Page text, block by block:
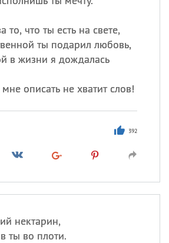
то, что ты есть на свете,
ты подарил любовь,
в жизни я дождалась
описать не хватит слов!
392
нектарин,
ты во плоти.